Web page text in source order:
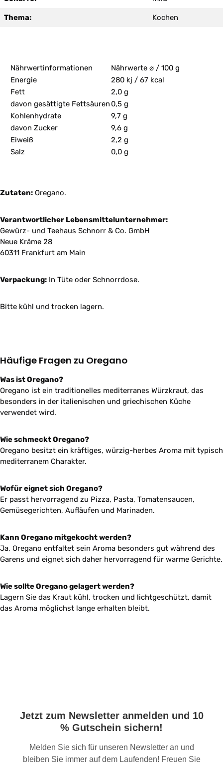
Thema: Kochen
Nährwertinformationen
Nährwerte ⌀ / 100 g
Energie
280 kj / 67 kcal
Fett
2,0 g
davon gesättigte Fettsäuren 0,5 g
Kohlenhydrate
9,7 g
davon Zucker
9,6 g
Eiweiß
2,2 g
Salz
0,0 g
Zutaten: Oregano.
Verantwortlicher Lebensmittelunternehmer:
Gewürz- und Teehaus Schnorr & Co. GmbH
Neue Kräme 28
60311 Frankfurt am Main
Verpackung: In Tüte oder Schnorrdose.
Bitte kühl und trocken lagern.
Häufige Fragen zu Oregano
Was ist Oregano?
Oregano ist ein traditionelles mediterranes Würzkraut, das
besonders in der italienischen und griechischen Küche
verwendet wird.
Wie schmeckt Oregano?
Oregano besitzt ein kräftiges, würzig-herbes Aroma mit typisch
mediterranem Charakter.
Wofür eignet sich Oregano?
Er passt hervorragend zu Pizza, Pasta, Tomatensaucen,
Gemüsegerichten, Aufläufen und Marinaden.
Kann Oregano mitgekocht werden?
Ja, Oregano entfaltet sein Aroma besonders gut während des
Garens und eignet sich daher hervorragend für warme Gerichte.
Wie sollte Oregano gelagert werden?
Lagern Sie das Kraut kühl, trocken und lichtgeschützt, damit
das Aroma möglichst lange erhalten bleibt.
Jetzt zum Newsletter anmelden und 10
% Gutschein sichern!
Melden Sie sich für unseren Newsletter an und
bleiben Sie immer auf dem Laufenden! Freuen Sie